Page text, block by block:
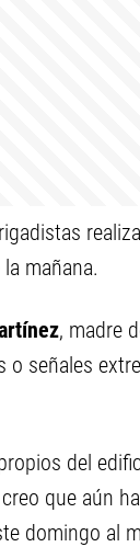
mañana.
, madre
señales
del
que aún
domingo al